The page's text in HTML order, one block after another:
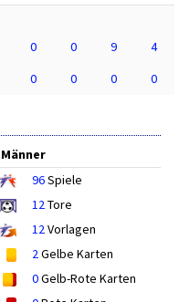
0 0 9
4
0 0 0 0
96Spiele
12Tore
12Vorlagen
2Gelbe Karten
0Gelb-Rote Karten